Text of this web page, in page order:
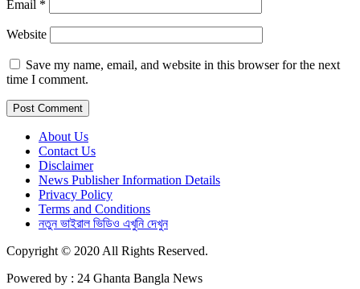
Email *
Website
Save my name, email, and website in this browser for the next
time I comment.
About Us
Contact Us
Disclaimer
News Publisher Information Details
Privacy Policy
Terms and Conditions
নতুন ভাইরাল ভিডিও এখুনি দেখুন
Copyright © 2020 All Rights Reserved.
Powered by : 24 Ghanta Bangla News